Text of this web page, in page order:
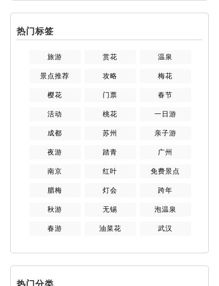
热门标签
旅游 赏花 温泉
景点推荐 攻略 梅花
樱花 门票 春节
活动 桃花 一日游
成都 苏州 亲子游
夜游 踏青 广州
南京 红叶 免费景点
腊梅 灯会 跨年
秋游 无锡 泡温泉
春游 油菜花 武汉
热门分类